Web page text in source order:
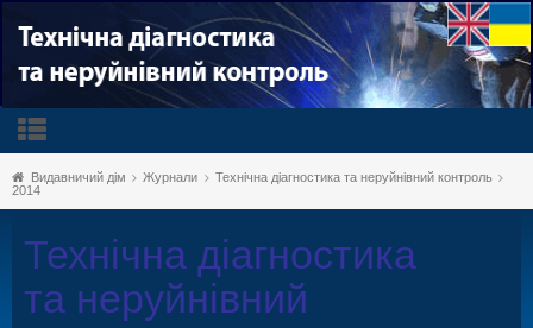
Видавничий дім Журнали
Технічна діагностика та неруйнівний контроль
2014
Технічна діагностика
та неруйнівний